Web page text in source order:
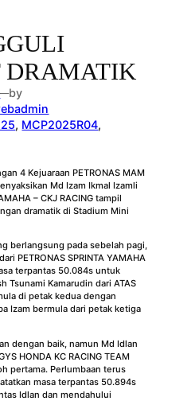
DRAMATIK
—by
, MCP2025R04
4 Kejuaraan PETRONAS MAM
Md Izam Ikmal Izamli
– CKJ RACING tampil
dramatik di Stadium Mini
berlangsung pada sebelah pagi,
PETRONAS SPRINTA YAMAHA
terpantas 50.084s untuk
Tsunami Kamarudin dari ATAS
di petak kedua dengan
Izam bermula dari petak ketiga
dengan baik, namun Md Idlan
HONDA KC RACING TEAM
pertama. Perlumbaan terus
masa terpantas 50.894s
Idlan dan mendahului